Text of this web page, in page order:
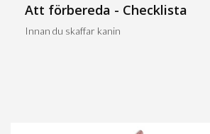
Att förbereda - Checklista
Innan du skaffar kanin